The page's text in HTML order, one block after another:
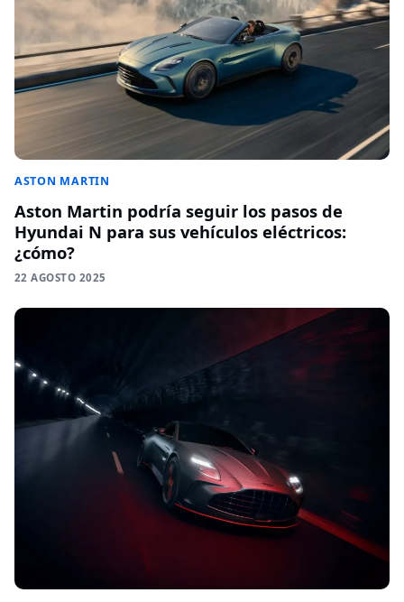
ASTON MARTIN
Aston Martin podría seguir los pasos de
Hyundai N para sus vehículos eléctricos:
¿cómo?
22 AGOSTO 2025